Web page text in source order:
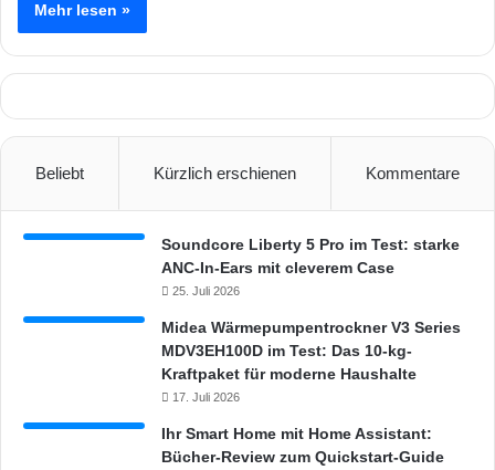
Mehr lesen »
Beliebt Kürzlich erschienen Kommentare
Soundcore Liberty 5 Pro im Test: starke
ANC-In-Ears mit cleverem Case
25. Juli 2026
Midea Wärmepumpentrockner V3 Series
MDV3EH100D im Test: Das 10-kg-
Kraftpaket für moderne Haushalte
17. Juli 2026
Ihr Smart Home mit Home Assistant:
Bücher-Review zum Quickstart-Guide